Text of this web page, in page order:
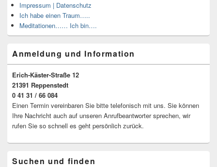
Impressum | Datenschutz
Ich habe einen Traum…..
Meditationen…… Ich bin….
Anmeldung und Information
Erich-Käster-Straße 12
21391 Reppenstedt
0 41 31 / 66 084
Einen Termin vereinbaren Sie bitte telefonisch mit uns. Sie können
Ihre Nachricht auch auf unseren Anrufbeantworter sprechen, wir
rufen Sie so schnell es geht persönlich zurück.
Suchen und finden